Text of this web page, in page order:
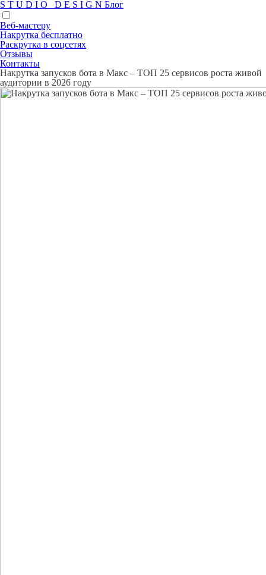
S T U D I O D E S I G N Блог
Веб-мастеру
Накрутка бесплатно
Раскрутка в соцсетях
Отзывы
Контакты
Накрутка запусков бота в Макс – ТОП 25 сервисов роста живой
аудитории в 2026 году